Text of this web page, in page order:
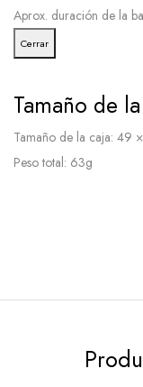
Aprox. duración de la
Cerrar
Tamaño de
Tamaño de la caja: 49
Peso total: 63g